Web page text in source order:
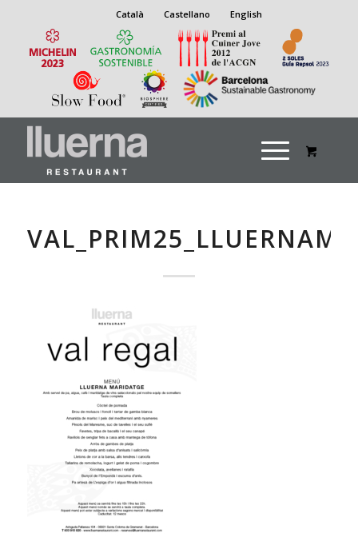
Català Castellano English
VAL_PRIM25_LLUERNAM